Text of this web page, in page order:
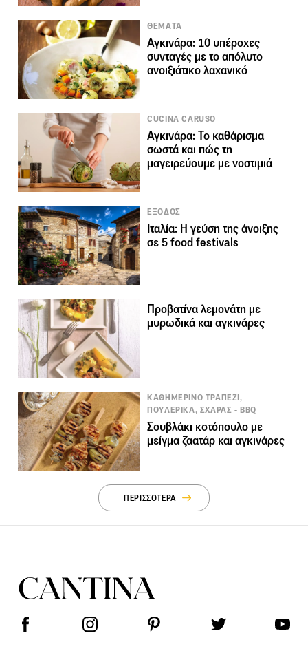
ΘΕΜΑΤΑ
Αγκινάρα: 10 υπέροχες
συνταγές με το απόλυτο
ανοιξιάτικο λαχανικό
CUCINA CARUSO
Αγκινάρα: Το καθάρισμα
σωστά και πώς τη
μαγειρεύουμε με νοστιμιά
ΕΞΟΔΟΣ
Ιταλία: Η γεύση της άνοιξης
σε 5 food festivals
Προβατίνα λεμονάτη με
μυρωδικά και αγκινάρες
ΚΑΘΗΜΕΡΙΝΟ ΤΡΑΠΕΖΙ,
ΠΟΥΛΕΡΙΚΑ, ΣΧΑΡΑΣ - BBQ
Σουβλάκι κοτόπουλο με
μείγμα ζαατάρ και αγκινάρες
ΠΕΡΙΣΣΟΤΕΡΑ